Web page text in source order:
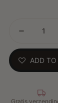
een
Opti-
biedt
styling en
Voedt
ADD
Gratis